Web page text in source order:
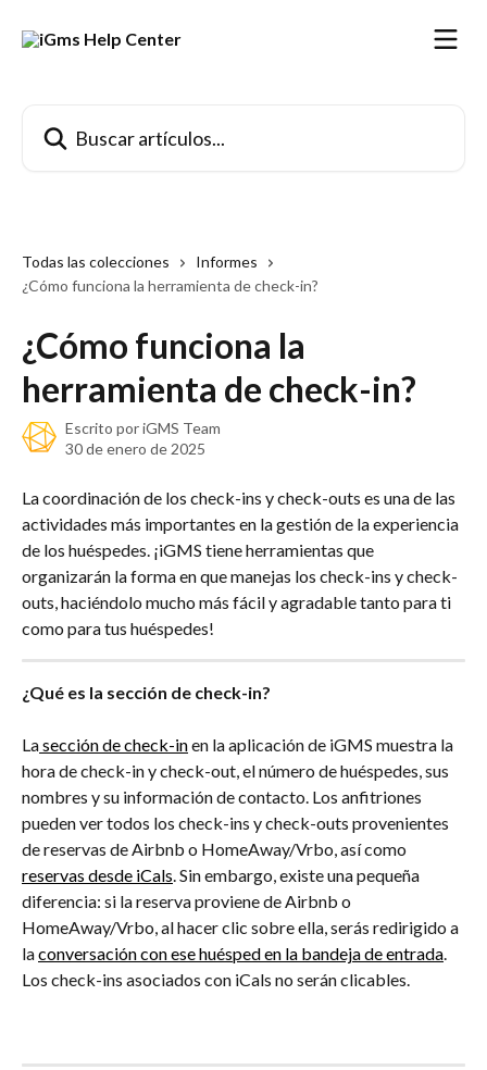
Todas las colecciones
Informes
¿Cómo funciona la herramienta de check-in?
¿Cómo funciona la
herramienta de check-in?
Escrito poriGMS Team
30 de enero de 2025
La coordinación de los check-ins y check-outs es una de las
actividades más importantes en la gestión de la experiencia
de los huéspedes. ¡iGMS tiene herramientas que
organizarán la forma en que manejas los check-ins y check-
outs, haciéndolo mucho más fácil y agradable tanto para ti
como para tus huéspedes!
¿Qué es la sección de check-in?
La sección de check-in en la aplicación de iGMS muestra la
hora de check-in y check-out, el número de huéspedes, sus
nombres y su información de contacto. Los anfitriones
pueden ver todos los check-ins y check-outs provenientes
de reservas de Airbnb o HomeAway/Vrbo, así como
reservas desde iCals. Sin embargo, existe una pequeña
diferencia: si la reserva proviene de Airbnb o
HomeAway/Vrbo, al hacer clic sobre ella, serás redirigido a
la conversación con ese huésped en la bandeja de entrada.
Los check-ins asociados con iCals no serán clicables.